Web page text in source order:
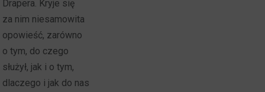
Drapera. Kryje się
za nim niesamowita
opowieść, zarówno
o tym, do czego
służył, jak i o tym,
dlaczego i jak do nas